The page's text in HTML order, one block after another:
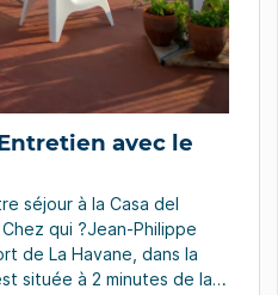
avec le
séjour à la Casa del
qui ?Jean-Philippe
de La Havane, dans la
située à 2 minutes de la